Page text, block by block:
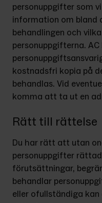
personuppgifter som
information om bland
behandlingen och
personuppgifterna.
kostnadsfri kopia på
behandlas. Vid
komma att ta ut en
Rätt till rättelse
Du har rätt att utan
personuppgifter
förutsättningar,
behandlar
eller ofullständiga